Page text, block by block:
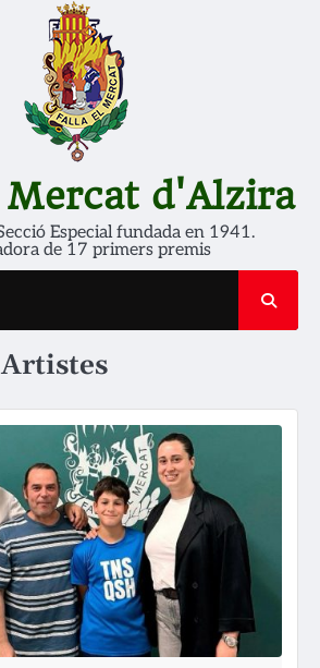
Mercat d'Alzira
Especial fundada en 1941.
de 17 primers premis
Artistes